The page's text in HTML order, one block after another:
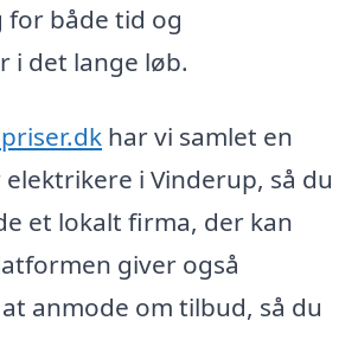
for både tid og
i det lange løb.
har vi samlet en
i Vinderup, så du
et lokalt firma, der kan
giver også
anmode om tilbud, så du